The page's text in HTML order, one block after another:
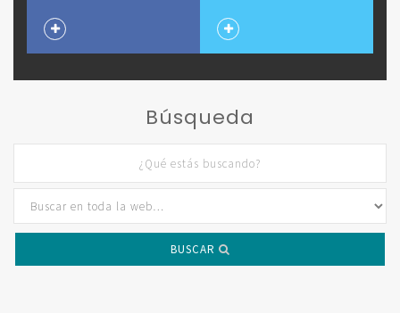
Búsqueda
BUSCAR